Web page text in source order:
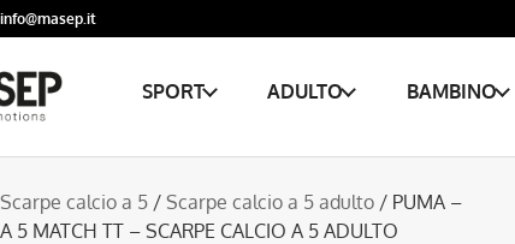
info@masep.it
SPORT ADULTO BAMBINO
Scarpe calcio a 5 / Scarpe calcio a 5 adulto / PUMA –
5 MATCH TT – SCARPE CALCIO A 5 ADULTO